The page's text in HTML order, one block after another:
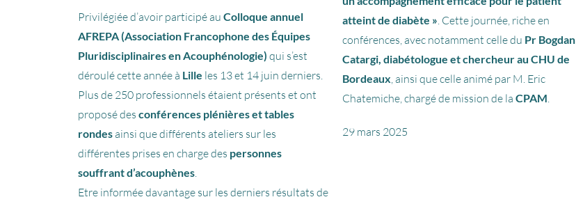
Privilégiée d’avoir participé au Colloque annuel
AFREPA (Association Francophone des Équipes
Pluridisciplinaires en Acouphénologie) qui s’est
déroulé cette année à Lille les 13 et 14 juin derniers.
Plus de 250 professionnels étaient présents et ont
proposé des conférences plénières et tables
rondes ainsi que différents ateliers sur les
différentes prises en charge des personnes
souffrant d’acouphènes.
Etre informée davantage sur les derniers résultats de
atteint de diabète ». Cette journée, riche en
conférences, avec notamment celle du Pr Bogdan
Catargi, diabétologue et chercheur au CHU de
Bordeaux, ainsi que celle animé par M. Eric
Chatemiche, chargé de mission de la CPAM.
29 mars 2025